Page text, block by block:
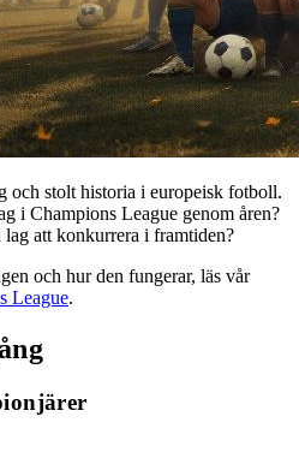
och stolt historia i europeisk fotboll.
i Champions League genom åren?
att konkurrera i framtiden?
och hur den fungerar, läs vår
League.